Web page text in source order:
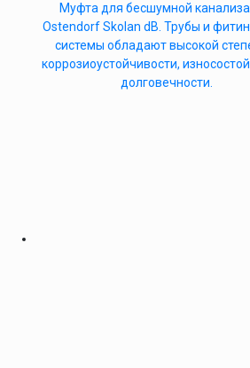
Муфта для бесшумной
Ostendorf Skolan dB. Трубы и
системы обладают высокой
коррозиоустойчивости,
долговечности.